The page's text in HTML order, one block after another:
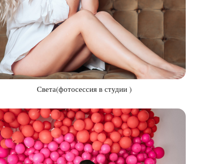
Света(фотосессия в студии )